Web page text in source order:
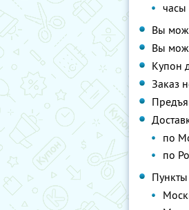
часы
Вы
Вы
Купон
Заказ
по
по